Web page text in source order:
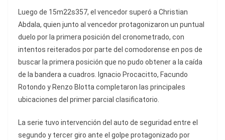
Luego de 15m22s357, el vencedor superó a Christian
Abdala, quien junto al vencedor protagonizaron un puntual
duelo por la primera posición del cronometrado, con
intentos reiterados por parte del comodorense en pos de
buscar la primera posición que no pudo obtener a la caída
de la bandera a cuadros. Ignacio Procacitto, Facundo
Rotondo y Renzo Blotta completaron las principales
ubicaciones del primer parcial clasificatorio.
La serie tuvo intervención del auto de seguridad entre el
segundo y tercer giro ante el golpe protagonizado por